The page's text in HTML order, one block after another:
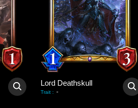
Lord Deathskull
Trait : -